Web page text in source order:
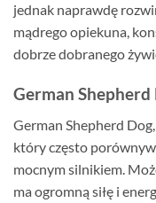
jednak naprawdę
mądrego opiekuna,
dobrze dobranego
German Shepherd
German Shepherd
który często
mocnym silnikiem.
ma ogromną siłę i